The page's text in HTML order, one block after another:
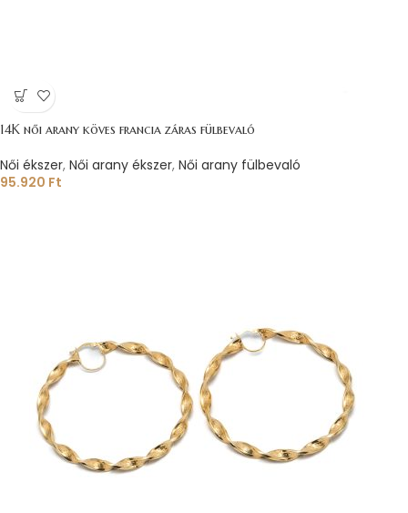
14K női arany köves francia záras fülbevaló
Női ékszer, Női arany ékszer, Női arany fülbevaló
95.920 Ft